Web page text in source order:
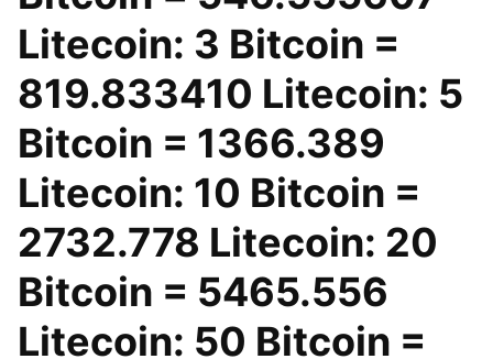
Litecoin: 3 Bitcoin =
819.833410 Litecoin: 5
Bitcoin = 1366.389
Litecoin: 10 Bitcoin =
2732.778 Litecoin: 20
Bitcoin = 5465.556
Litecoin: 50 Bitcoin =